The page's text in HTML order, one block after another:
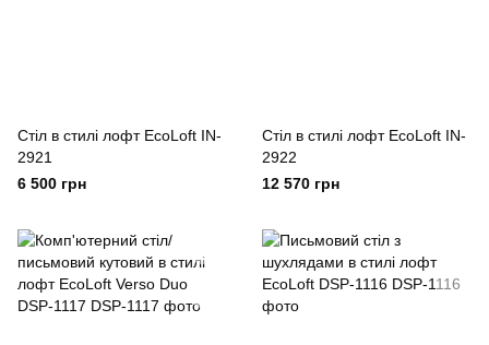
Стіл в стилі лофт EcoLoft IN-
2921
6 500 грн
Стіл в стилі лофт EcoLoft IN-
2922
12 570 грн